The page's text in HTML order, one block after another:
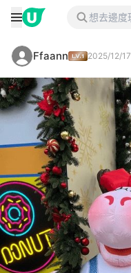
Ffaann 2025/12/17